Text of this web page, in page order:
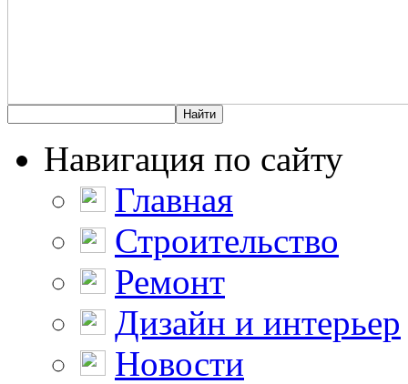
Навигация по сайту
Главная
Строительство
Ремонт
Дизайн и интерьер
Новости